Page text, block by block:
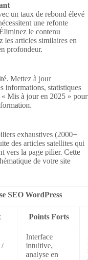
un taux de rebond élevé
une refonte
le contenu
les articles similaires en
profondeur.
Mettez à jour
informations, statistiques
Mis à jour en 2025 » pour
exhaustives (2000+
des articles satellites qui
vers la page pilier. Cette
de votre site
SEO WordPress
Points Forts
/
Interface
intuitive,
analyse en